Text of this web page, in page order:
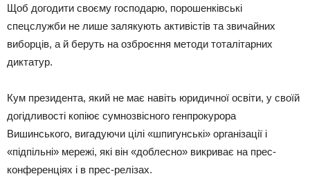
Щоб догодити своєму господарю, порошенківські
спецслужби не лише залякують активістів та звичайних
виборців, а й беруть на озброєння методи тоталітарних
диктатур.
Кум президента, який не має навіть юридичної освіти, у своїй
догідливості копіює сумнозвісного генпрокурора
Вишинського, вигадуючи цілі «шпигунські» організації і
«підпільні» мережі, які він «доблесно» викриває на прес-
конференціях і в прес-релізах.